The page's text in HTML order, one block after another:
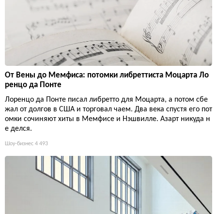
От Вены до Мемфиса: потомки либреттиста Моцарта Ло
ренцо да Понте
Лоренцо да Понте писал либретто для Моцарта, а потом сбе
жал от долгов в США и торговал чаем. Два века спустя его пот
омки сочиняют хиты в Мемфисе и Нэшвилле. Азарт никуда н
е делся.
Шоу-бизнес 4 493